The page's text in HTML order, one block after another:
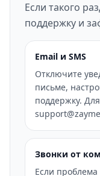
Если такого
поддержку и
Email и SMS
Отключите
письме,
поддержку.
Звонки от
Если проблема